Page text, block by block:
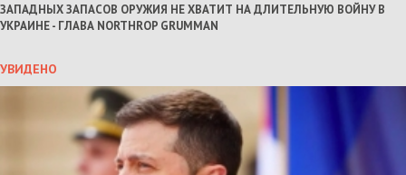
ЗАПАДНЫХ ЗАПАСОВ ОРУЖИЯ НЕ ХВАТИТ НА ДЛИТЕЛЬНУЮ ВОЙНУ В
УКРАИНЕ - ГЛАВА NORTHROP GRUMMAN
УВИДЕНО